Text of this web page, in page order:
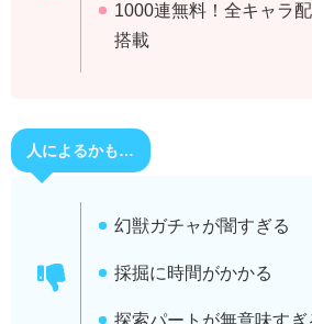
1000連無料！全キャラ
搭載
人によるかも…
幻獣ガチャが闇すぎる
採掘に時間がかかる
探索パートが無意味すぎ